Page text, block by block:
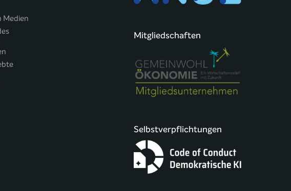
Medien
Mitgliedschaften
Selbstverpflichtungen